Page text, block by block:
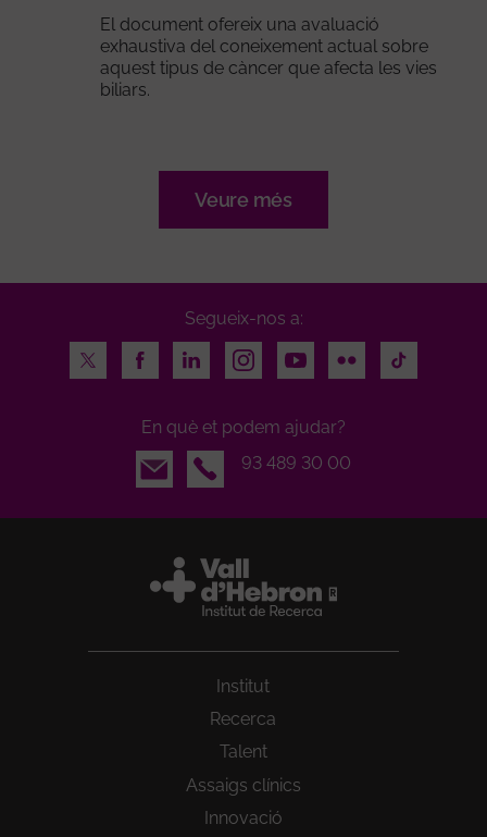
El document ofereix una avaluació
exhaustiva del coneixement actual sobre
aquest tipus de càncer que afecta les vies
biliars.
Veure més
Segueix-nos a:
Twitter
FacebookLinkedInInstagramYoutubeFlickr TikTok
En què et podem ajudar?
Email
93 489 30 00
Institut
Recerca
Talent
Assaigs clínics
Innovació